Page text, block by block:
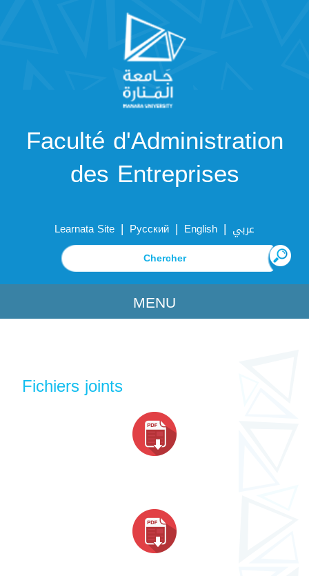
Faculté d'Administration
des Entreprises
Learnata Site | Русский | English | عربي
MENU
Fichiers joints